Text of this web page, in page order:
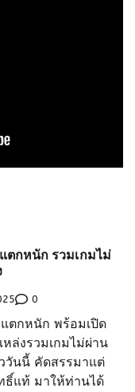
กหนัก รวมเกมไม่
0
ตกหนัก พร้อมเปิด
ล่งรวมเกมไม่ผ่าน
วันนี้ คัดสรรมาแต่
ทธิ์แท้ มาให้ท่านได้